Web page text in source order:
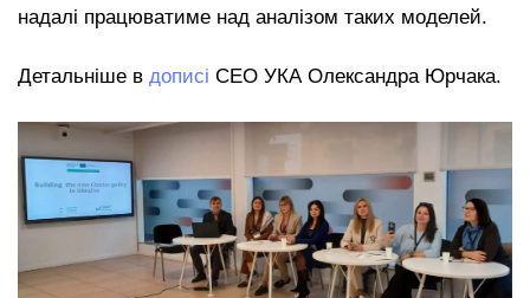
надалі працюватиме над аналізом таких моделей.
Детальніше в дописі СЕО УКА Олександра Юрчака.